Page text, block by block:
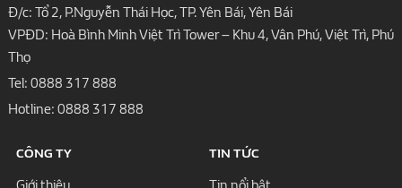
Đ/c: Tổ 2, P.Nguyễn Thái Học, TP. Yên Bái, Yên Bái
VPĐD: Hoà Bình Minh Việt Trì Tower – Khu 4, Vân Phú, Việt Trì, Phú
Thọ
Tel: 0888 317 888
Hotline: 0888 317 888
CÔNG TY TIN TỨC